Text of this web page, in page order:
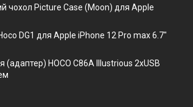
чохол Picture Case (Moon) для Apple
DG1 для Apple iPhone 12 Pro max 6.7"
(адаптер) HOCO C86A Illustrious 2xUSB